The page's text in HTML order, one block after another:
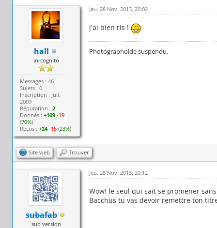
hall
in-cognito
Messages : 46
Sujets : 0
Inscription : Juil.
2009
Réputation :2
Donnés :+109 -19
(70%)
Reçus :+24 -15 (23%)
Jeu. 28 Nov. 2013, 20:02
j'ai bien ris !
Photographoide suspendu.
Site web Trouver
subafab
sub version
Jeu. 28 Nov. 2013, 20:12
Wow! le seul qui sait se promener
Bacchus tu vas devoir remettre ton